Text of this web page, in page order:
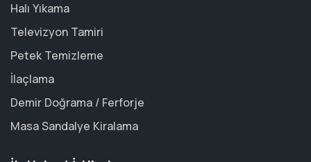
Halı Yıkama
Televizyon Tamiri
Petek Temizleme
İlaçlama
Demir Doğrama / Ferforje
Masa Sandalye Kiralama